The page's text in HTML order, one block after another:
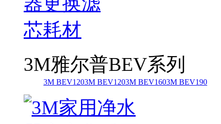
3M雅尔普BEV系列
3M BEV1203M BEV1203M BEV1603M BEV190